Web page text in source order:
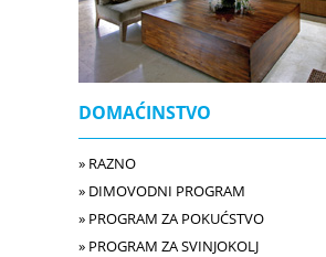
DOMAĆINSTVO
» RAZNO
» DIMOVODNI PROGRAM
» PROGRAM ZA POKUĆSTVO
» PROGRAM ZA SVINJOKOLJ